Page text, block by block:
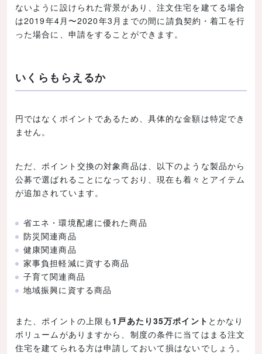
ないように設けられた背景があり、注文住宅を建てる場合
は2019年4月〜2020年3月までの間に請負契約・着工を行
った場合に、申請をすることができます。
いくらもらえるか
円ではなくポイントであるため、具体的な金額は特定でき
ません。
ただ、ポイント交換の対象商品は、以下のような製品から
公募で選ばれることになっており、現在も着々とアイテム
が追加されています。
省エネ・環境配慮に優れた商品
防災関連商品
健康関連商品
家事負担軽減に資する商品
子育て関連商品
地域振興に資する商品
また、ポイントの上限も 1戸あたり35万ポイント とかなり
ボリュームがありますから、制度の条件に当てはまる注文
住宅を建てられる方は申請しておいて損はないでしょう。